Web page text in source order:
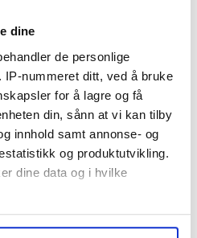
dine
de personlige
nummeret ditt, ved å bruke
for å lagre og få
din, sånn at vi kan tilby
innhold samt annonse- og
og produktutvikling.
dine data og i hvilke
om hvordan dine personlige
eller 1G, er på 96.883
beløpet tjener man altså
får man ikke opptjent
er under 20 år, eller man
er under 20 prosent av
Arbeiderpartiet forslag
at arbeidstakere ikke får